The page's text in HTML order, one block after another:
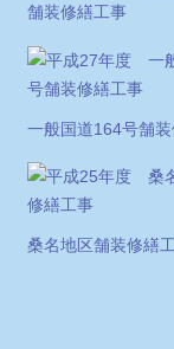
舗装修繕工事
一般国道164号舗
桑名地区舗装修繕